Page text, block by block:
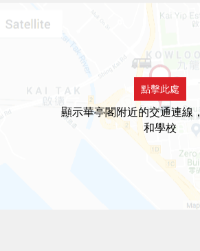
點擊此處
顯示華亭閣附近的交通連線
和學校